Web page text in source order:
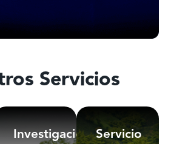
Servicios
Investigación Servicio